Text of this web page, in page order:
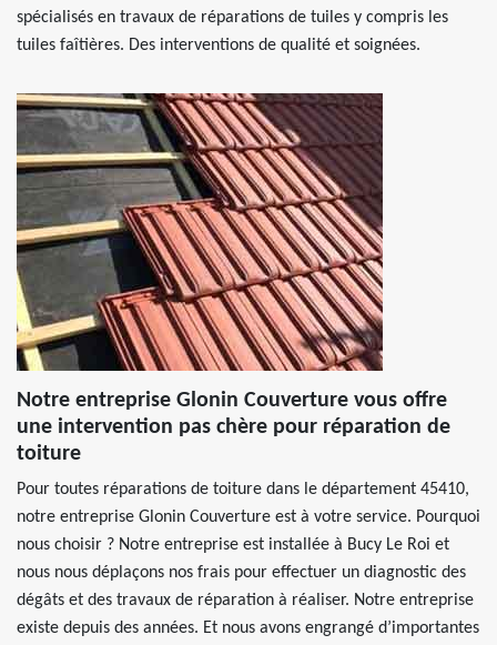
spécialisés en travaux de réparations de tuiles y compris les
tuiles faîtières. Des interventions de qualité et soignées.
Notre entreprise Glonin Couverture vous offre
une intervention pas chère pour réparation de
toiture
Pour toutes réparations de toiture dans le département 45410,
notre entreprise Glonin Couverture est à votre service. Pourquoi
nous choisir ? Notre entreprise est installée à Bucy Le Roi et
nous nous déplaçons nos frais pour effectuer un diagnostic des
dégâts et des travaux de réparation à réaliser. Notre entreprise
existe depuis des années. Et nous avons engrangé d’importantes